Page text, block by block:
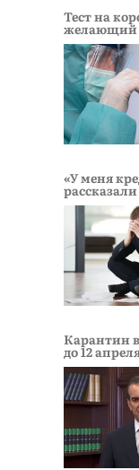
Тест на
желающий
«У меня
Карантин
до 12